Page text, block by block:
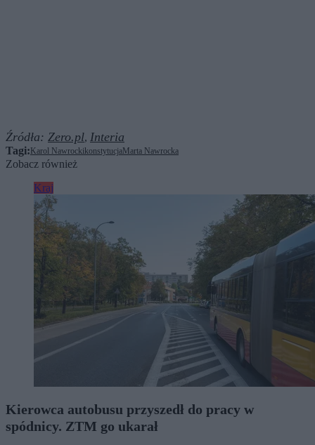
Źródła: Zero.pl, Interia
Tagi: Karol NawrockikonstytucjaMarta Nawrocka
Zobacz również
Kraj
Kierowca autobusu przyszedł do pracy w
spódnicy. ZTM go ukarał